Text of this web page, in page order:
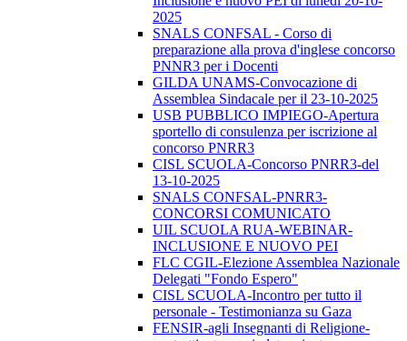
2025
SNALS CONFSAL - Corso di
preparazione alla prova d'inglese concorso
PNNR3 per i Docenti
GILDA UNAMS-Convocazione di
Assemblea Sindacale per il 23-10-2025
USB PUBBLICO IMPIEGO-Apertura
sportello di consulenza per iscrizione al
concorso PNRR3
CISL SCUOLA-Concorso PNRR3-del
13-10-2025
SNALS CONFSAL-PNRR3-
CONCORSI COMUNICATO
UIL SCUOLA RUA-WEBINAR-
INCLUSIONE E NUOVO PEI
FLC CGIL-Elezione Assemblea Nazionale
Delegati "Fondo Espero"
CISL SCUOLA-Incontro per tutto il
personale - Testimonianza su Gaza
FENSIR-agli Insegnanti di Religione-